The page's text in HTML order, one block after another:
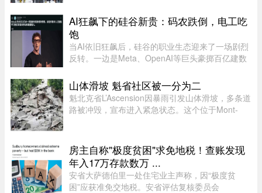
种关税（包括 Section 122、301 和 338 条款）纷
纷出台，令退款进展变得容 ...
AI狂飙下的硅谷新贵：码农跌倒，电工吃
饱
当AI依旧狂飙后，硅谷的职业生态迎来了一场剧烈
反转。一边是Meta、OpenAI等巨头豪掷百亿建数
量培养技工；一边是大厂白领接连发起抗议，担忧
AI迭代吞噬自身岗位。曾经站 ...
山体滑坡 魁省社区被一分为二
魁北克省L’Ascension因暴雨引发山体滑坡，多条道
路被冲毁，宣布进入紧急状态。这个位于Mont-
至周一下午，降雨量超过1 ...
房主自称"极度贫困"求免地税！查账发现
年入17万存款数万 ...
安省大萨德伯里一处住宅业主声称，因“极度贫
困”应获准免交地税。安省评估复核委员会